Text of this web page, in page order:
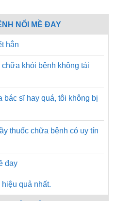
NỔI MỀ ĐAY
hẳn
khỏi bệnh không tái
bác sĩ hay quá, tôi không bị
thuốc chữa bệnh có uy tín
đay
quả nhất.